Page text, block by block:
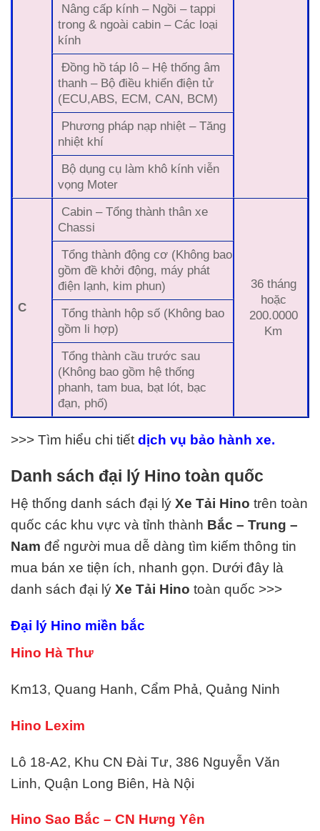
Nâng cấp kính – Ngồi – tappi
trong & ngoài cabin – Các loại
kính
Đồng hồ táp lô – Hệ thống âm
thanh – Bộ điều khiển điện tử
(ECU,ABS, ECM, CAN, BCM)
Phương pháp nạp nhiệt – Tăng
nhiệt khí
Bộ dụng cụ làm khô kính viễn
vọng Moter
C
Cabin – Tổng thành thân xe
Chassi
36 tháng
hoặc
200.0000
Km
Tổng thành động cơ (Không bao
gồm đề khởi động, máy phát
điện lạnh, kim phun)
Tổng thành hộp số (Không bao
gồm li hợp)
Tổng thành cầu trước sau
(Không bao gồm hệ thống
phanh, tam bua, bạt lót, bạc
đạn, phố)
>>> Tìm hiểu chi tiết dịch vụ bảo hành xe.
Danh sách đại lý Hino toàn quốc
Hệ thống danh sách đại lý Xe Tải Hino trên toàn
quốc các khu vực và tỉnh thành Bắc – Trung –
Nam để người mua dễ dàng tìm kiếm thông tin
mua bán xe tiện ích, nhanh gọn. Dưới đây là
danh sách đại lý Xe Tải Hino toàn quốc >>>
Đại lý Hino miền bắc
Hino Hà Thư
Km13, Quang Hanh, Cẩm Phả, Quảng Ninh
Hino Lexim
Lô 18-A2, Khu CN Đài Tư, 386 Nguyễn Văn
Linh, Quận Long Biên, Hà Nội
Hino Sao Bắc – CN Hưng Yên